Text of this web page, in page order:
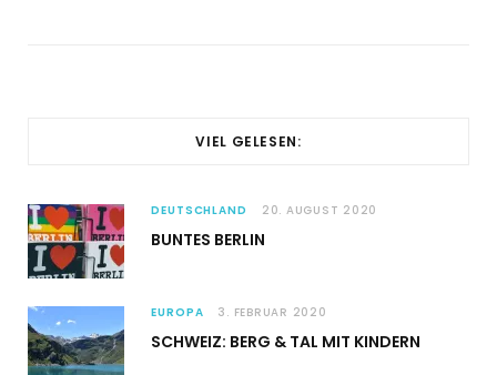
VIEL GELESEN:
DEUTSCHLAND 20. AUGUST 2020
BUNTES BERLIN
EUROPA 3. FEBRUAR 2020
SCHWEIZ: BERG & TAL MIT KINDERN